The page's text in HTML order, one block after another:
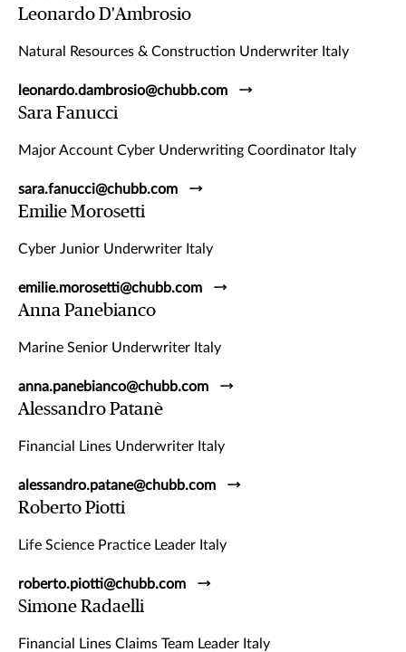
Leonardo D'Ambrosio
Natural Resources & Construction Underwriter Italy
leonardo.dambrosio@chubb.com
Sara Fanucci
Major Account Cyber Underwriting Coordinator Italy
sara.fanucci@chubb.com
Emilie Morosetti
Cyber Junior Underwriter Italy
emilie.morosetti@chubb.com
Anna Panebianco
Marine Senior Underwriter Italy
anna.panebianco@chubb.com
Alessandro Patanè
Financial Lines Underwriter Italy
alessandro.patane@chubb.com
Roberto Piotti
Life Science Practice Leader Italy
roberto.piotti@chubb.com
Simone Radaelli
Financial Lines Claims Team Leader Italy